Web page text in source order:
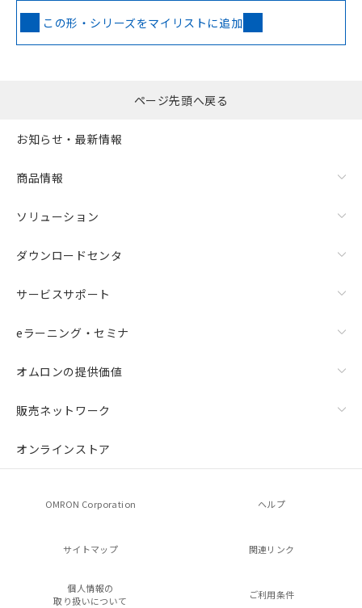
この形・シリーズをマイリストに追加
ページ先頭へ戻る
お知らせ・最新情報
商品情報
ソリューション
ダウンロードセンタ
サービスサポート
eラーニング・セミナ
オムロンの提供価値
販売ネットワーク
オンラインストア
OMRON Corporation ヘルプ
サイトマップ 関連リンク
個人情報の
取り扱いについて
ご利用条件